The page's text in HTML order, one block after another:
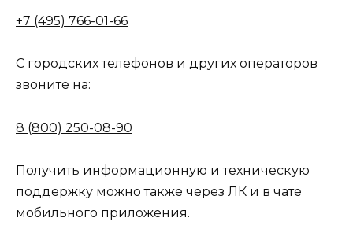
+7 (495) 766-01-66
С городских телефонов и других операторов
звоните на:
8 (800) 250-08-90
Получить информационную и техническую
поддержку можно также через ЛК и в чате
мобильного приложения.